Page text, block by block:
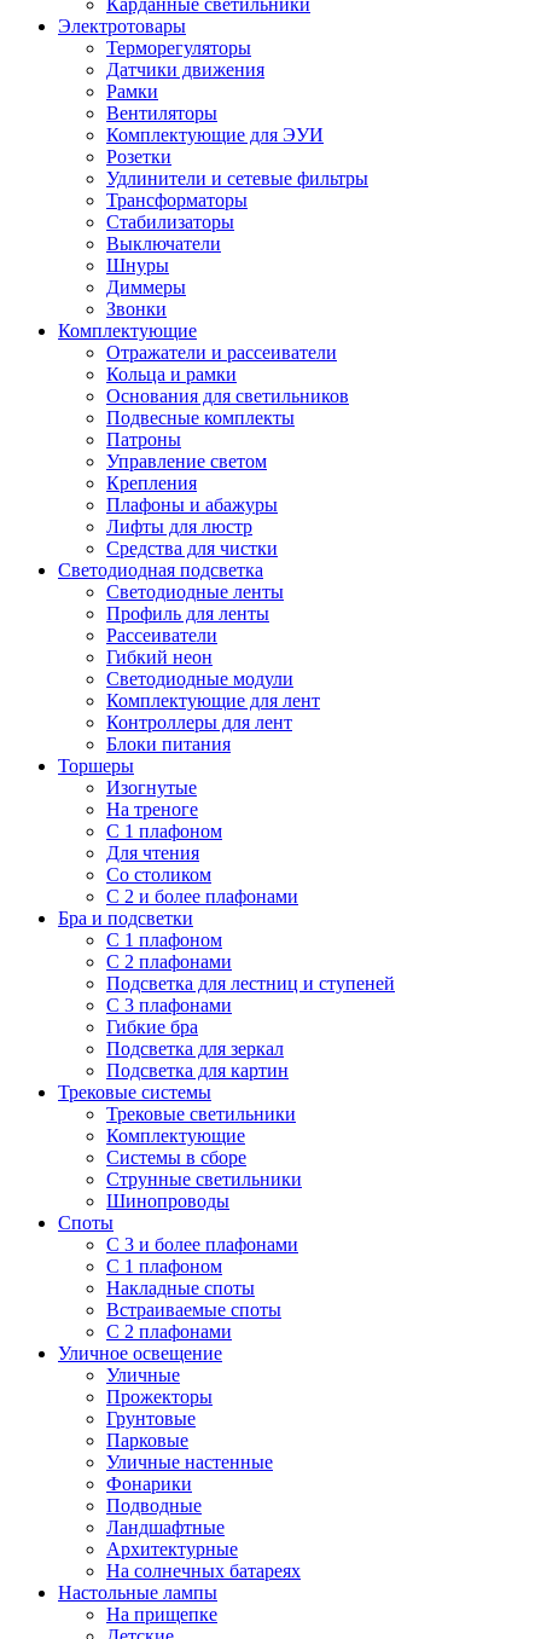
Карданные светильники
Электротовары
Терморегуляторы
Датчики движения
Рамки
Вентиляторы
Комплектующие для ЭУИ
Розетки
Удлинители и сетевые фильтры
Трансформаторы
Стабилизаторы
Выключатели
Шнуры
Диммеры
Звонки
Комплектующие
Отражатели и рассеиватели
Кольца и рамки
Основания для светильников
Подвесные комплекты
Патроны
Управление светом
Крепления
Плафоны и абажуры
Лифты для люстр
Средства для чистки
Светодиодная подсветка
Светодиодные ленты
Профиль для ленты
Рассеиватели
Гибкий неон
Светодиодные модули
Комплектующие для лент
Контроллеры для лент
Блоки питания
Торшеры
Изогнутые
На треноге
С 1 плафоном
Для чтения
Со столиком
С 2 и более плафонами
Бра и подсветки
С 1 плафоном
С 2 плафонами
Подсветка для лестниц и ступеней
С 3 плафонами
Гибкие бра
Подсветка для зеркал
Подсветка для картин
Трековые системы
Трековые светильники
Комплектующие
Системы в сборе
Струнные светильники
Шинопроводы
Споты
С 3 и более плафонами
С 1 плафоном
Накладные споты
Встраиваемые споты
С 2 плафонами
Уличное освещение
Уличные
Прожекторы
Грунтовые
Парковые
Уличные настенные
Фонарики
Подводные
Ландшафтные
Архитектурные
На солнечных батареях
Настольные лампы
На прищепке